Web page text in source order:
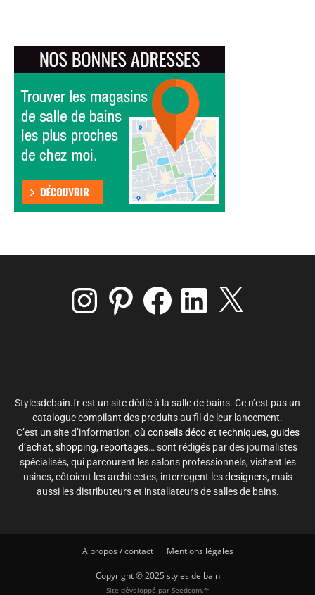
InstagramPinterest FacebookLinkedIn
Stylesdebain.fr est un site dédié à la salle de bains. Ce n’est pas un
catalogue compilant des produits au fil de leur lancement.
C’est un site d’information, où conseils déco et techniques, guides
d’achat, shopping, reportages… sont rédigés par des journalistes
spécialisés, qui parcourent les salons professionnels, visitent les
usines, côtoient les architectes, interrogent lesdesigners, mais
aussi les distributeurs et installateurs de salles de bains.
A propos / contact Mentions légales
Copyright © 2025 styles de bain
Site développé par Seedcom.fr